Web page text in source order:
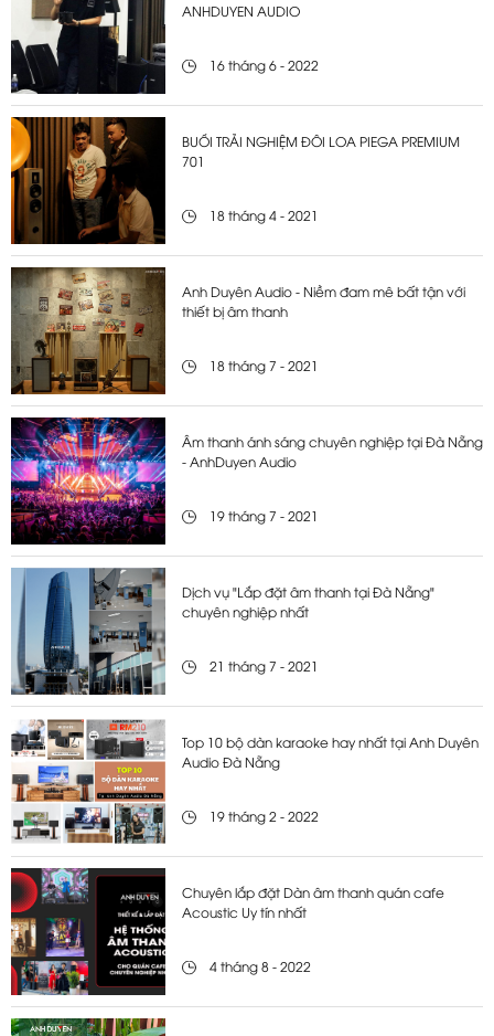
ANHDUYEN AUDIO
16 tháng 6 - 2022
BUỔI TRẢI NGHIỆM ĐÔI LOA PIEGA PREMIUM
701
18 tháng 4 - 2021
Anh Duyên Audio - Niềm đam mê bất tận với
thiết bị âm thanh
18 tháng 7 - 2021
Âm thanh ánh sáng chuyên nghiệp tại Đà Nẵng
- AnhDuyen Audio
19 tháng 7 - 2021
Dịch vụ "Lắp đặt âm thanh tại Đà Nẵng"
chuyên nghiệp nhất
21 tháng 7 - 2021
Top 10 bộ dàn karaoke hay nhất tại Anh Duyên
Audio Đà Nẵng
19 tháng 2 - 2022
Chuyên lắp đặt Dàn âm thanh quán cafe
Acoustic Uy tín nhất
4 tháng 8 - 2022